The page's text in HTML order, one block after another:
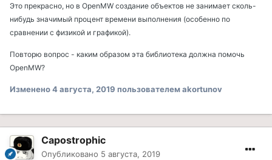
Это прекрасно, но в OpenMW создание объектов не занимает сколь-
нибудь значимый процент времени выполнения (особенно по
сравнении с физикой и графикой).
Повторю вопрос - каким образом эта библиотека должна помочь
OpenMW?
Изменено4 августа, 2019 пользователем akortunov
Capostrophic
Опубликовано 5 августа, 2019